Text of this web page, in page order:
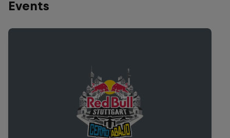
Events